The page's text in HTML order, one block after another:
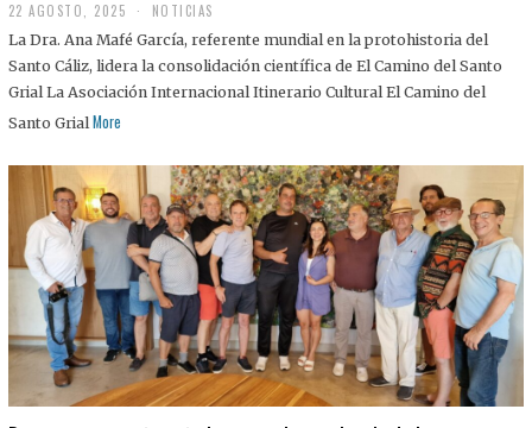
22 AGOSTO, 2025
2
A
G
O
S
2
5
NOTICIAS
La Dra. Ana Mafé García, referente mundial en la protohistoria del
Santo Cáliz, lidera la consolidación científica de El Camino del Santo
Grial La Asociación Internacional Itinerario Cultural El Camino del
Santo Grial More